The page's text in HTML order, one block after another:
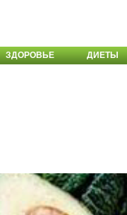
ЗДОРОВЬЕ ДИЕТЫ